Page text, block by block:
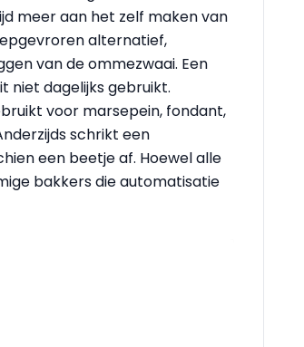
meer aan het zelf maken van
alternatief,
van de ommezwaai. Een
niet dagelijks gebruikt.
voor marsepein, fondant,
schrikt een
een beetje af. Hoewel alle
bakkers die auto­matisatie